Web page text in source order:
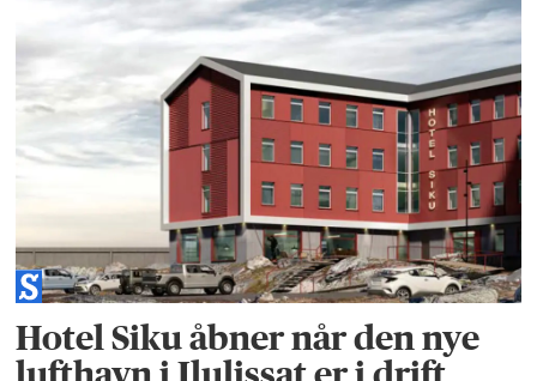
Hotel Siku åbner når den nye
lufthavn i Ilulissat er i drift